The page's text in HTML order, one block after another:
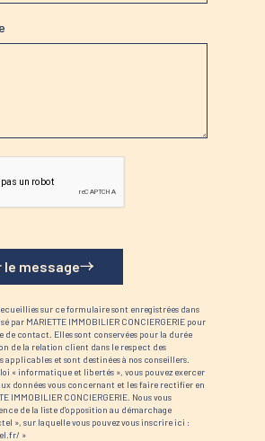
le message
sur ce formulaire sont enregistrées dans
par MARIETTE IMMOBILIER CONCIERGERIE pour
de contact. Elles sont conservées pour la durée
de la relation client dans le respect des
applicables et sont destinées à nos conseillers.
« informatique et libertés », vous pouvez exercer
données vous concernant et les faire rectifier en
IMMOBILIER CONCIERGERIE. Nous vous
de la liste d'opposition au démarchage
», sur laquelle vous pouvez vous inscrire ici :
»